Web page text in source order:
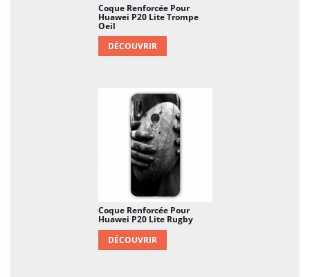
Coque Renforcée Pour
Huawei P20 Lite Trompe
Oeil
DÉCOUVRIR
Coque Renforcée Pour
Huawei P20 Lite Rugby
DÉCOUVRIR